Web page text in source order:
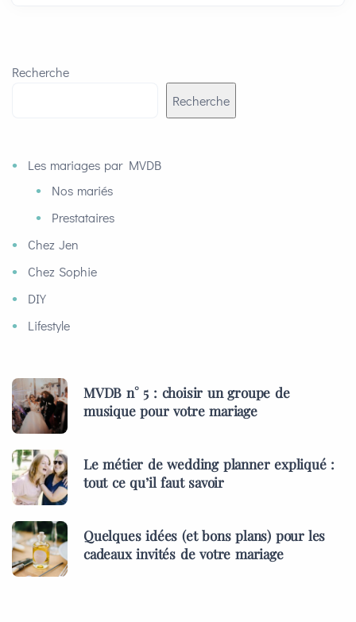
Recherche
Recherche
Les mariages par MVDB
Nos mariés
Prestataires
Chez Jen
Chez Sophie
DIY
Lifestyle
MVDB n° 5 : choisir un groupe de
musique pour votre mariage
Le métier de wedding planner expliqué :
tout ce qu’il faut savoir
Quelques idées (et bons plans) pour les
cadeaux invités de votre mariage